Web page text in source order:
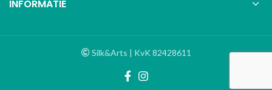
INFORMATIE
Silk&Arts | KvK 82428611